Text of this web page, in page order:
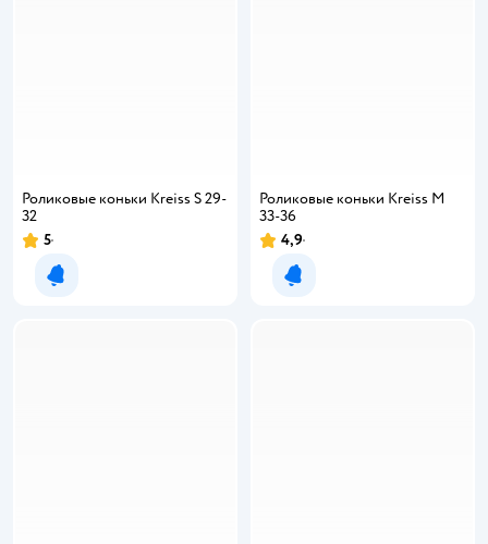
Роликовые коньки Kreiss S 29-
32
5
Уведомить о появлении
Роликовые коньки Kreiss M
33-36
4,9
Уведомить о появлении